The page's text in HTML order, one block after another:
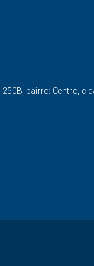
250B, bairro: Centro,